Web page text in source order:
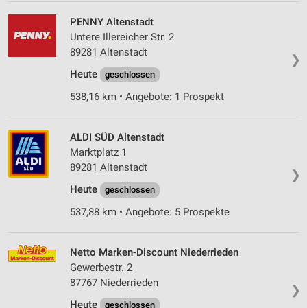
❯
PENNY Altenstadt
Untere Illereicher Str. 2
89281 Altenstadt
Heute
geschlossen
538,16 km • Angebote: 1 Prospekt
❯
ALDI SÜD Altenstadt
Marktplatz 1
89281 Altenstadt
Heute
geschlossen
537,88 km • Angebote: 5 Prospekte
❯
Netto Marken-Discount Niederrieden
Gewerbestr. 2
87767 Niederrieden
Heute
geschlossen